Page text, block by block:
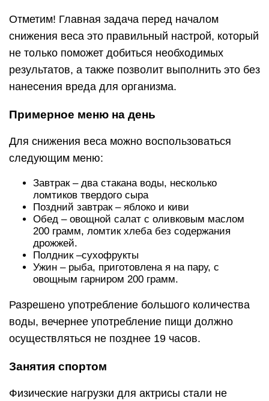
Отметим! Главная задача перед началом
снижения веса это правильный настрой, который
не только поможет добиться необходимых
результатов, а также позволит выполнить это без
нанесения вреда для организма.
Примерное меню на день
Для снижения веса можно воспользоваться
следующим меню:
Завтрак – два стакана воды, несколько
ломтиков твердого сыра
Поздний завтрак – яблоко и киви
Обед – овощной салат с оливковым маслом
200 грамм, ломтик хлеба без содержания
дрожжей.
Полдник –сухофрукты
Ужин – рыба, приготовлена я на пару, с
овощным гарниром 200 грамм.
Разрешено употребление большого количества
воды, вечернее употребление пищи должно
осуществляться не позднее 19 часов.
Занятия спортом
Физические нагрузки для актрисы стали не